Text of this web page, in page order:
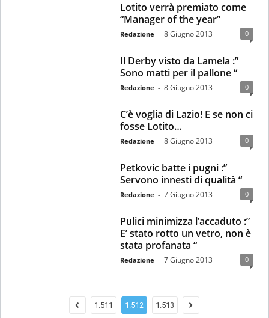
Lotito verrà premiato come
“Manager of the year”
Redazione - 8 Giugno 2013 0
Il Derby visto da Lamela :”
Sono matti per il pallone “
Redazione - 8 Giugno 2013 0
C’è voglia di Lazio! E se non ci
fosse Lotito…
Redazione - 8 Giugno 2013 0
Petkovic batte i pugni :”
Servono innesti di qualità “
Redazione - 7 Giugno 2013 0
Pulici minimizza l’accaduto :”
E’ stato rotto un vetro, non è
stata profanata “
Redazione - 7 Giugno 2013 0
1.511 1.512 1.513